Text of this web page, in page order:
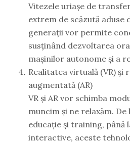
Vitezele uriașe de
extrem de scăzută aduse
generații vor permite
susținând dezvoltarea
mașinilor autonome și a
Realitatea virtuală (VR) și
augmentată (AR)
VR și AR vor schimba
muncim și ne relaxăm.
educație și training, până
interactive, aceste